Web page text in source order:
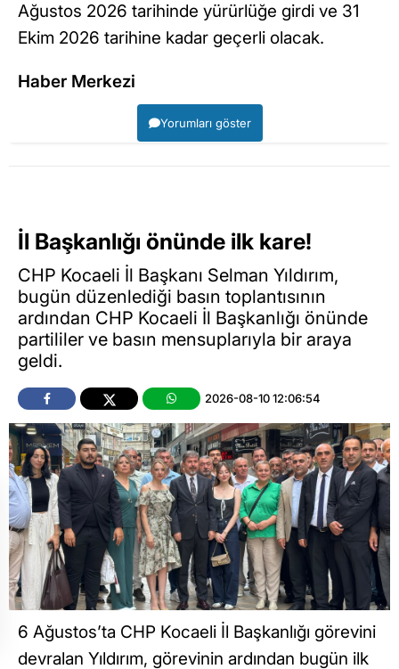
Ağustos 2026 tarihinde yürürlüğe girdi ve 31
Ekim 2026 tarihine kadar geçerli olacak.
Haber Merkezi
Yorumları göster
İl Başkanlığı önünde ilk kare!
CHP Kocaeli İl Başkanı Selman Yıldırım,
bugün düzenlediği basın toplantısının
ardından CHP Kocaeli İl Başkanlığı önünde
partililer ve basın mensuplarıyla bir araya
geldi.
2026-08-10 12:06:54
6 Ağustos’ta CHP Kocaeli İl Başkanlığı görevini
devralan Yıldırım, görevinin ardından bugün ilk